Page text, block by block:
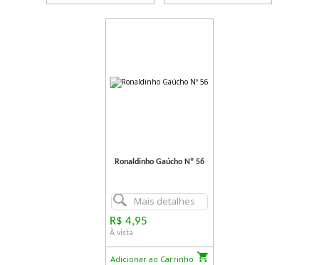
Ronaldinho Gaúcho Nº 56
Mais detalhes
R$ 4,95
À vista
Adicionar ao Carrinho